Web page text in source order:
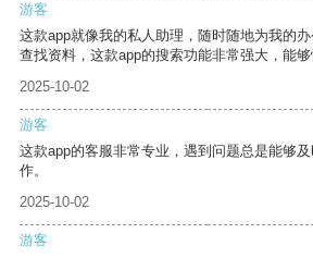
游客
这款app就像我的私人助理，随时随地为我的
查找资料，这款app的搜索功能非常强大，能够
2025-10-02
游客
这款app的客服非常专业，遇到问题总是能够
作。
2025-10-02
游客